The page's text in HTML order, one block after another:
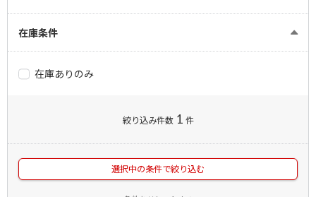
在庫条件
在庫ありのみ
絞り込み件数 1 件
選択中の条件で絞り込む